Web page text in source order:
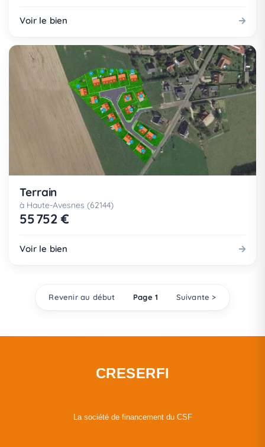
Voir le bien
Terrain
à Haute-Avesnes (62144)
55 752 €
Voir le bien
Revenir au début Page 1 Suivante >
CRESERFI
La société de financement du CSF